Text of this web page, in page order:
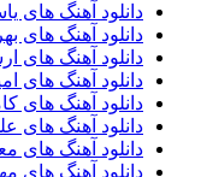
دانلود آهنگ های
دانلود آهنگ های
دانلود آهنگ های
دانلود آهنگ های
دانلود آهنگ های
دانلود آهنگ های
دانلود آهنگ های
دانلود آهنگ های